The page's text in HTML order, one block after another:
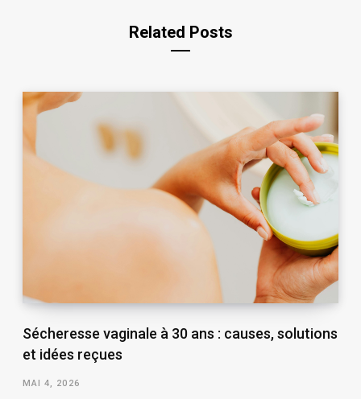
Related Posts
Sécheresse vaginale à 30 ans : causes, solutions
et idées reçues
MAI 4, 2026